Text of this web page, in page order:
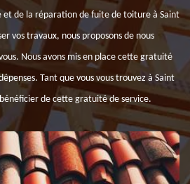
et de la réparation de fuite de toiture à Saint
vos travaux, nous proposons de nous
Nous avons mis en place cette gratuité
Tant que vous vous trouvez à Saint
de cette gratuité de service.